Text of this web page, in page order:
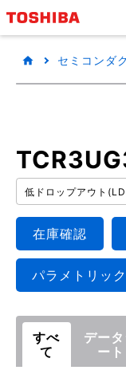
セミコンダ
低ドロップアウト
在庫確認
パラメトリッ
すべ
て
デー
ート